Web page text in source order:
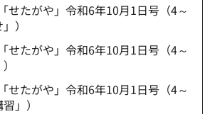
せたがや」令和6年10月1日号（4～
）
せたがや」令和6年10月1日号（4～
せたがや」令和6年10月1日号（4～
」）